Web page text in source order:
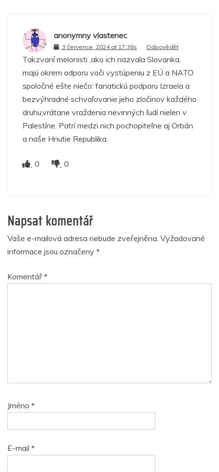
anonymny vlastenec
3 července, 2024 at 17:38s Odpovědět
Takzvaní melonisti ,ako ich nazvala Slovanka,
majú okrem odporu voči vystúpeniu z EÚ a NATO
spoločné ešte niečo: fanatickú podporu Izraela a
bezvýhradné schvaľovanie jeho zločinov každého
druhu,vrátane vraždenia nevinných ľudí nielen v
Palestíne. Patrí medzi nich pochopiteľne aj Orbán
a naše Hnutie Republika.
0 0
Napsat komentář
Vaše e-mailová adresa nebude zveřejněna. Vyžadované
informace jsou označeny *
Komentář *
Jméno *
E-mail *